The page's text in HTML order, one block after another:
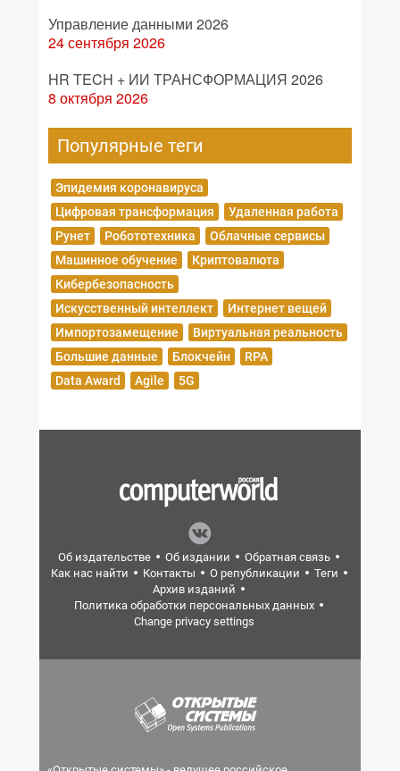
Управление данными 2026
24 сентября 2026
HR TECH + ИИ ТРАНСФОРМАЦИЯ 2026
8 октября 2026
Популярные теги
Эпидемия коронавируса
Цифровая трансформация
Удаленная работа
Рунет
Робототехника
Облачные сервисы
Машинное обучение
Криптовалюта
Кибербезопасность
Искусственный интеллект
Интернет вещей
Импортозамещение
Виртуальная реальность
Большие данные
Блокчейн
RPA
Data Award
Agile 5G
Об издательстве Об издании
Обратная связь
Как нас найти
Контакты О републикации
Теги
Архив изданий
Политика обработки персональных данных
Change privacy settings